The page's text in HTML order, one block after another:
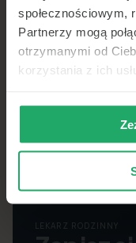
społecznościowym,
Partnerzy mogą
otrzymanymi od
korzystania z ich
LEKARZ RODZINNY